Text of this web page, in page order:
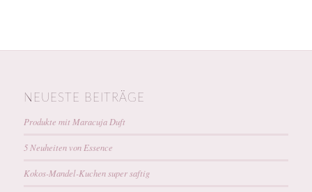
NEUESTE BEITRÄGE
Produkte mit Maracuja Duft
5 Neuheiten von Essence
Kokos-Mandel-Kuchen super saftig